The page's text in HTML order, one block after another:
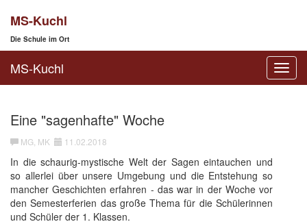
MS-Kuchl
Die Schule im Ort
MS-Kuchl
Eine "sagenhafte" Woche
MG, MK 11.02.2018
In die schaurig-mystische Welt der Sagen eintauchen und
so allerlei über unsere Umgebung und die Entstehung so
mancher Geschichten erfahren - das war in der Woche vor
den Semesterferien das große Thema für die Schülerinnen
und Schüler der 1. Klassen.